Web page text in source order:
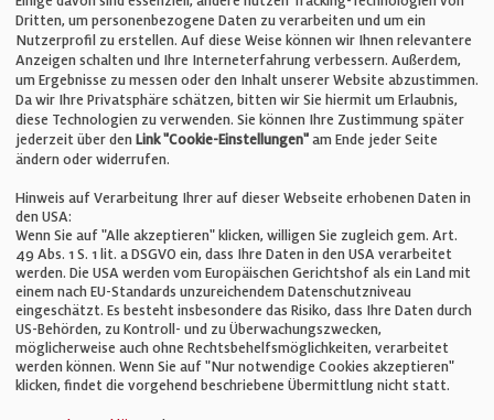
E-Mail:info@bauelemente-bau.eu
Unternehmen
Impressum
Cookie-Einstellungen
AGB
Dritten, um personenbezogene Daten zu verarbeiten und um ein
Nutzerprofil zu erstellen. Auf diese Weise können wir Ihnen relevantere
Anzeigen schalten und Ihre Interneterfahrung verbessern. Außerdem,
um Ergebnisse zu messen oder den Inhalt unserer Website abzustimmen.
Da wir Ihre Privatsphäre schätzen, bitten wir Sie hiermit um Erlaubnis,
diese Technologien zu verwenden. Sie können Ihre Zustimmung später
jederzeit über den Link "Cookie-Einstellungen" am Ende jeder Seite
ändern oder widerrufen.
Hinweis auf Verarbeitung Ihrer auf dieser Webseite erhobenen Daten in
den USA:
Wenn Sie auf "Alle akzeptieren" klicken, willigen Sie zugleich gem. Art.
49 Abs. 1 S. 1 lit. a DSGVO ein, dass Ihre Daten in den USA verarbeitet
werden. Die USA werden vom Europäischen Gerichtshof als ein Land mit
einem nach EU-Standards unzureichendem Datenschutzniveau
eingeschätzt. Es besteht insbesondere das Risiko, dass Ihre Daten durch
US-Behörden, zu Kontroll- und zu Überwachungszwecken,
möglicherweise auch ohne Rechtsbehelfsmöglichkeiten, verarbeitet
werden können. Wenn Sie auf "Nur notwendige Cookies akzeptieren"
klicken, findet die vorgehend beschriebene Übermittlung nicht statt.